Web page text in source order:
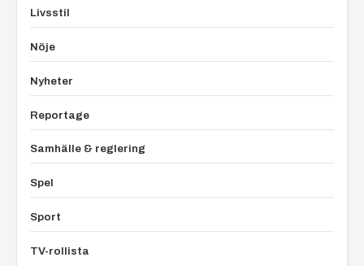
Livsstil
Nöje
Nyheter
Reportage
Samhälle & reglering
Spel
Sport
TV-rollista